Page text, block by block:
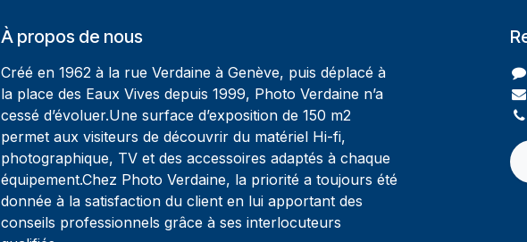
À propos de nous
Créé en 1962 à la rue Verdaine à Genève, puis déplacé à
la place des Eaux Vives depuis 1999, Photo Verdaine n’a
cessé d’évoluer.Une surface d’exposition de 150 m2
permet aux visiteurs de découvrir du matériel Hi-fi,
photographique, TV et des accessoires adaptés à chaque
équipement.Chez Photo Verdaine, la priorité a toujours été
donnée à la satisfaction du client en lui apportant des
conseils professionnels grâce à ses interlocuteurs